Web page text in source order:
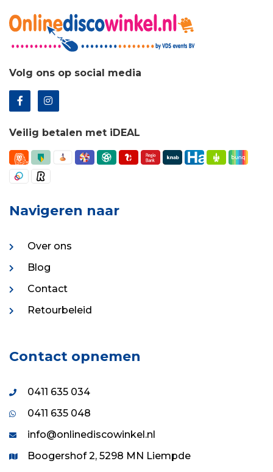
Volg ons op social media
Veilig betalen met iDEAL
Navigeren naar
Over ons
Blog
Contact
Retourbeleid
Contact opnemen
0411 635 034
0411 635 048
info@onlinediscowinkel.nl
Boogershof 2, 5298 MN Liempde